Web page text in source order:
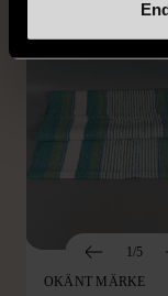
1/5
OKÄNT MÄRKE